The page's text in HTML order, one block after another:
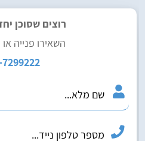
רוצים שסוכן
השאירו פנייה או